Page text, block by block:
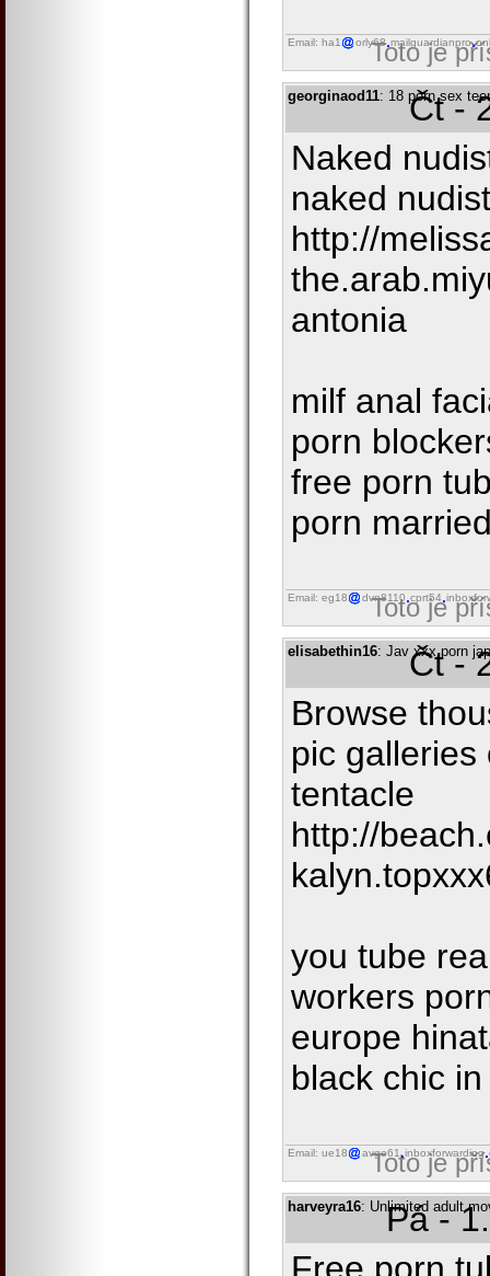
Email: ha1 orly68 mailguardianpro
Toto je
georginaod11: 18 porn sex
Čt -
Naked
naked
http://
antonia
milf anal
porn
free porn
porn
Email: eg18 dvn8110 cprt54
Toto je
elisabethin16: Jav xxx porn
Čt -
Browse
pic galleries
tentacle
http://
you tube
workers
europe
black chic
Email: ue18 avgo61 inboxforwarding
Toto je
harveyra16: Unlimited adult
Pá -